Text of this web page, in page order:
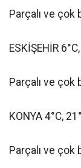
Parçalı ve çok
ESKİŞEHİR
Parçalı ve çok
KONYA 4°C,
Parçalı ve çok